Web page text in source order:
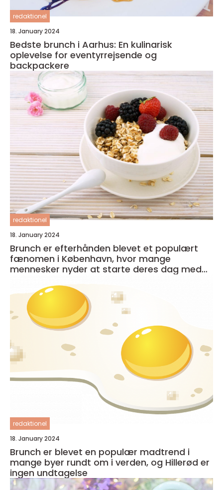
redaktionel
18. January 2024
Bedste brunch i Aarhus: En kulinarisk
oplevelse for eventyrrejsende og
backpackere
redaktionel
18. January 2024
Brunch er efterhånden blevet et populært
fænomen i København, hvor mange
mennesker nyder at starte deres dag med
redaktionel
18. January 2024
Brunch er blevet en populær madtrend i
mange byer rundt om i verden, og Hillerød er
ingen undtagelse